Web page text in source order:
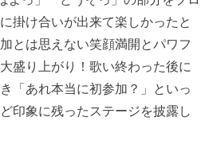
掛け合いが出来て楽しかったと
とは思えない笑顔満開とパワフ
盛り上がり！歌い終わった後に
「あれ本当に初参加？」といっ
印象に残ったステージを披露し